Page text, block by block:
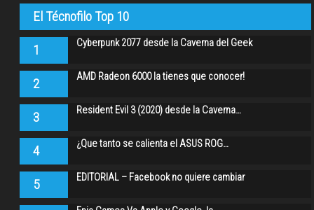
El Técnofilo Top 10
1 Cyberpunk 2077 desde la Caverna del Geek
2 AMD Radeon 6000 la tienes que conocer!
3 Resident Evil 3 (2020) desde la Caverna…
4 ¿Que tanto se calienta el ASUS ROG…
5 EDITORIAL – Facebook no quiere cambiar